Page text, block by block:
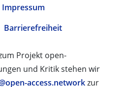
Impressum
Barrierefreiheit
Projekt open-
und Kritik stehen wir
access.networkzur